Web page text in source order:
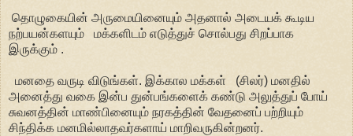
தொழுகையின் அருமையினையும் அதனால் அடையக் கூடிய
நற்பயன்களயும் மக்களிடம் எடுத்துச் சொல்பது சிறப்பாக
இருக்கும் .
மனதை வருடி விடுங்கள். இக்கால மக்கள் (சிலர்) மனதில்
அனைத்து வகை இன்ப துன்பங்களைக் கண்டு அலுத்துப் போய்
சுவனத்தின் மாண்பினையும் நரகத்தின் வேதனைப் பற்றியும்
சிந்திக்க மனமில்லாதவர்களாய் மாறிவருகின்றனர்.